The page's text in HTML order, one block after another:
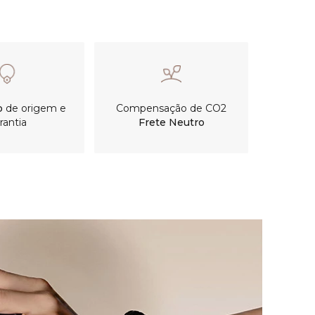
de origem e
Compensação de CO2
Frete Neutro